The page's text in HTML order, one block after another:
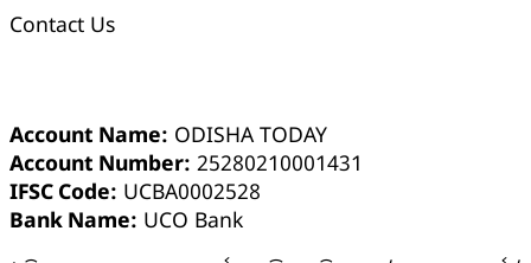
Contact Us
Account Name: ODISHA TODAY
Account Number: 25280210001431
IFSC Code: UCBA0002528
Bank Name: UCO Bank